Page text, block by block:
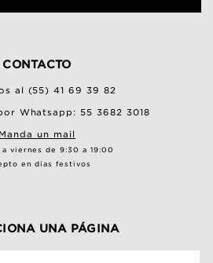
CONTACTO
al (55) 41 69 39 82
Whatsapp: 55 3682 3018
Manda un mail
a viernes de 9:30 a 19:00
en días festivos
UNA PÁGINA